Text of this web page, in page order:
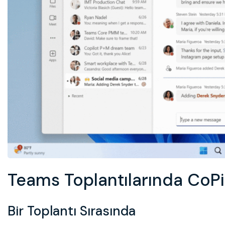
Teams Toplantılarında
Bir Toplantı Sırasında